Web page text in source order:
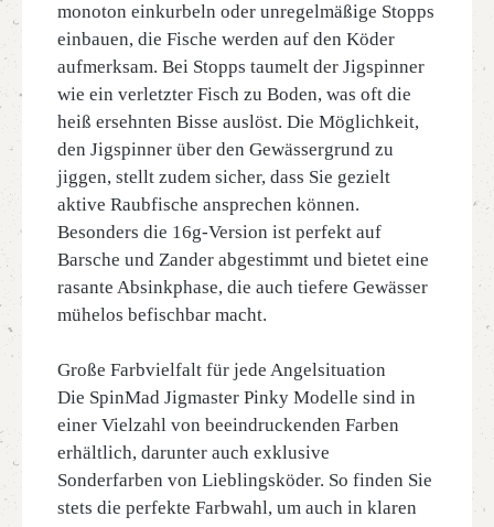
monoton einkurbeln oder unregelmäßige Stopps
einbauen, die Fische werden auf den Köder
aufmerksam. Bei Stopps taumelt der Jigspinner
wie ein verletzter Fisch zu Boden, was oft die
heiß ersehnten Bisse auslöst. Die Möglichkeit,
den Jigspinner über den Gewässergrund zu
jiggen, stellt zudem sicher, dass Sie gezielt
aktive Raubfische ansprechen können.
Besonders die 16g-Version ist perfekt auf
Barsche und Zander abgestimmt und bietet eine
rasante Absinkphase, die auch tiefere Gewässer
mühelos befischbar macht.
Große Farbvielfalt für jede Angelsituation
Die SpinMad Jigmaster Pinky Modelle sind in
einer Vielzahl von beeindruckenden Farben
erhältlich, darunter auch exklusive
Sonderfarben von Lieblingsköder. So finden Sie
stets die perfekte Farbwahl, um auch in klaren